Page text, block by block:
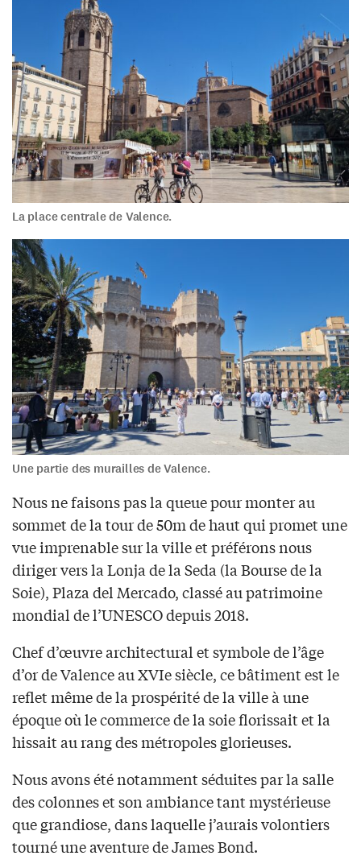
La place centrale de Valence.
Une partie des murailles de Valence.
Nous ne faisons pas la queue pour monter au
sommet de la tour de 50m de haut qui promet une
vue imprenable sur la ville et préférons nous
diriger vers la Lonja de la Seda (la Bourse de la
Soie), Plaza del Mercado, classé au patrimoine
mondial de l’UNESCO depuis 2018.
Chef d’œuvre architectural et symbole de l’âge
d’or de Valence au XVIe siècle, ce bâtiment est le
reflet même de la prospérité de la ville à une
époque où le commerce de la soie florissait et la
hissait au rang des métropoles glorieuses.
Nous avons été notamment séduites par la salle
des colonnes et son ambiance tant mystérieuse
que grandiose, dans laquelle j’aurais volontiers
tourné une aventure de James Bond.